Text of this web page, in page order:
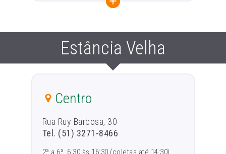
Estância Velha
Centro
Rua Ruy Barbosa, 30
Tel. (51) 3271-8466
2ª a 6ª, 6:30 às 16:30 (coletas até 14:30)